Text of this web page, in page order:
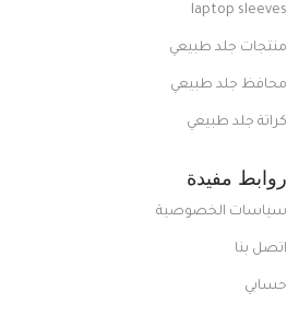
laptop sleeves
منتجات جلد طبيعي
محافظ جلد طبيعي
كراتة جلد طبيعي
روابط مفيدة
سياسات الخصوصية
اتصل بنا
حسابي